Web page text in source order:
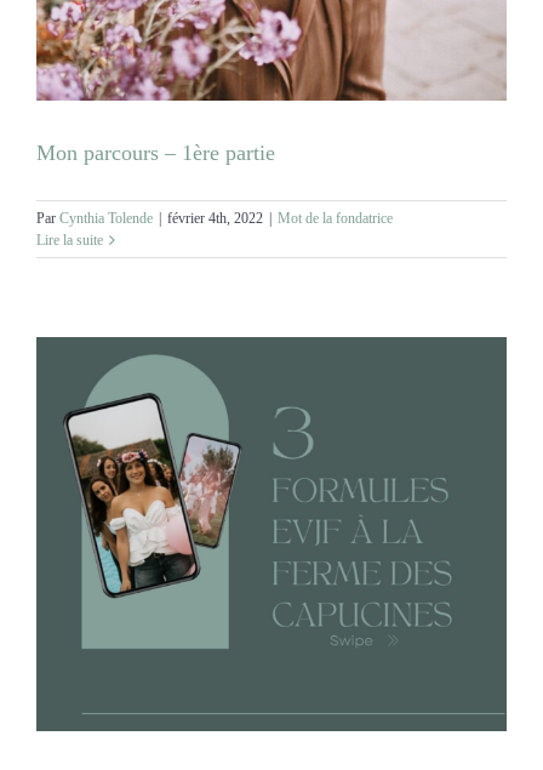
NOS ACTIVITES
CGV
Mon parcours – 1ère partie
Par Cynthia Tolende | février 4th, 2022 | Mot de la fondatrice
Lire la suite